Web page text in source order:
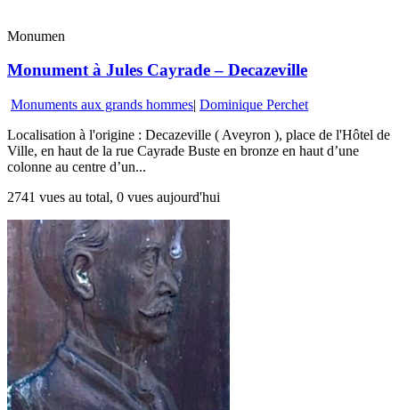
Monumen
Monument à Jules Cayrade – Decazeville
Monuments aux grands hommes| Dominique Perchet
Localisation à l'origine : Decazeville ( Aveyron ), place de l'Hôtel de
Ville, en haut de la rue Cayrade Buste en bronze en haut d’une
colonne au centre d’un...
2741 vues au total, 0 vues aujourd'hui